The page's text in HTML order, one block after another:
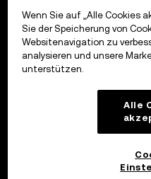
Wenn Sie auf „Alle Cookies
Sie der Speicherung von
Websitenavigation zu
analysieren und unsere
unterstützen.
Alle